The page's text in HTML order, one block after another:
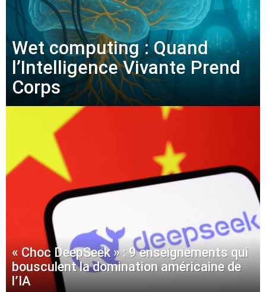
Wet computing : Quand
l’Intelligence Vivante Prend
Corps
« Choc DeepSeek » : 9 enseignements qui
bousculent la domination américaine de
l’IA